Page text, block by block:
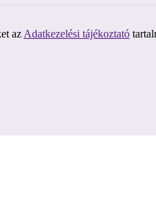
az Adatkezelési tájékoztató